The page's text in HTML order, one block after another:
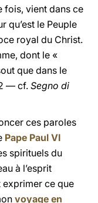
fois, vient dans ce
qu’est le Peuple
royal du Christ.
dont le «
que dans le
— cf.Segno di
ces paroles
Pape Paul VI
spirituels du
à l’esprit
exprimer ce que
voyage en